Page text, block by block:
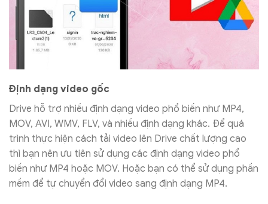
Định dạng video gốc
Drive hỗ trợ nhiều định dạng video phổ biến như MP4,
MOV, AVI, WMV, FLV, và nhiều định dạng khác. Để quá
trình thực hiện cách tải video lên Drive chất lượng cao
thì bạn nên ưu tiên sử dụng các định dạng video phổ
biến như MP4 hoặc MOV. Hoặc bạn có thể sử dụng phần
mềm để tự chuyển đổi video sang định dạng MP4.